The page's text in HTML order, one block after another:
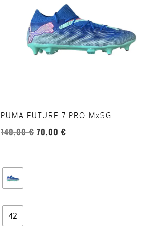
PUMA FUTURE 7 PRO MxSG
140,00€ 70,00 €
42
possono
del
prodotto